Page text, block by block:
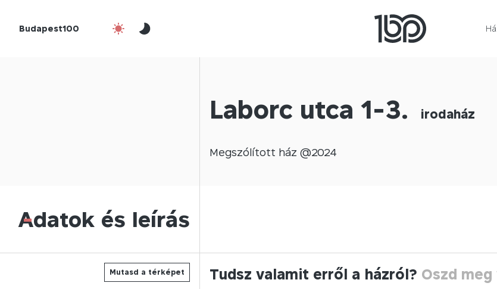
Budapest100
Laborc utca 1-3. irodaház
Megszólított ház @2024
Adatok és leírás
-
Mutasd a térképet Tudsz valamit erről a házról? Oszd